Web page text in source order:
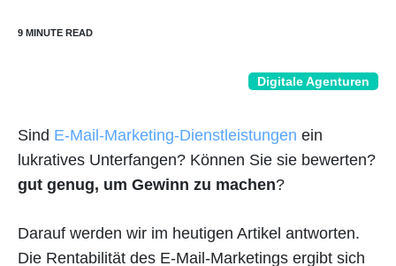
Digitale Agenturen
Sind E-Mail-Marketing-Dienstleistungen ein
lukratives Unterfangen? Können Sie sie bewerten?
gut genug, um Gewinn zu machen?
Darauf werden wir im heutigen Artikel antworten.
Die Rentabilität des E-Mail-Marketings ergibt sich